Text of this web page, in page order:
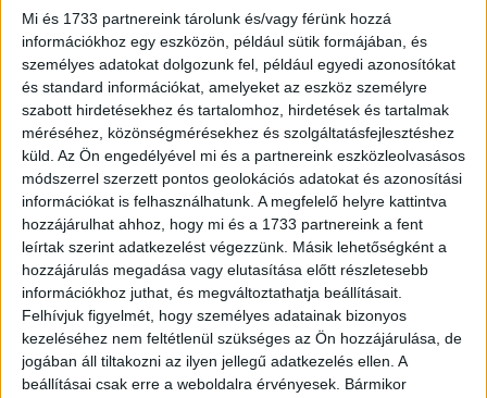
Mi és 1733 partnereink tárolunk és/vagy férünk hozzá
információkhoz egy eszközön, például sütik formájában, és
személyes adatokat dolgozunk fel, például egyedi azonosítókat
és standard információkat, amelyeket az eszköz személyre
szabott hirdetésekhez és tartalomhoz, hirdetések és tartalmak
méréséhez, közönségmérésekhez és szolgáltatásfejlesztéshez
küld. Az Ön engedélyével mi és a partnereink eszközleolvasásos
módszerrel szerzett pontos geolokációs adatokat és azonosítási
információkat is felhasználhatunk. A megfelelő helyre kattintva
hozzájárulhat ahhoz, hogy mi és a 1733 partnereink a fent
leírtak szerint adatkezelést végezzünk. Másik lehetőségként a
hozzájárulás megadása vagy elutasítása előtt részletesebb
információkhoz juthat, és megváltoztathatja beállításait.
Felhívjuk figyelmét, hogy személyes adatainak bizonyos
kezeléséhez nem feltétlenül szükséges az Ön hozzájárulása, de
jogában áll tiltakozni az ilyen jellegű adatkezelés ellen. A
beállításai csak erre a weboldalra érvényesek. Bármikor
Petra előadása tele volt érzelemmel és szenvedéllyel,
minden hangja tökéletesen idézte Celine Dion stílusát.
Hajós András humorosan kezdte az értékelést:
„Nehéz dolgom van, őszinte leszek, én ezt a dalt
meghallom és a jéghegynek szurkolok”, de elismerte,
hogy Petra produkciója közel állt az eredetihez. Liptai
Claudia pedig lenyűgözve dicsérte: „Őrület, hogy az
egyszerűség milyen fantasztikus érzést tud kiváltani”.
Stohl András külön kiemelte Petra kivételes
tehetségét, mondván, hogy képes volt elérni, amit